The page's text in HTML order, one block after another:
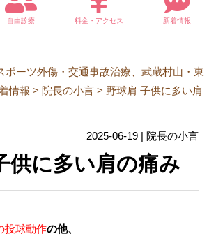
自由診療 料金・アクセス 新着情報
ポーツ外傷・交通事故治療、武蔵村山・東
情報 > 院長の小言 > 野球肩 子供に多い肩
2025-06-19 | 院長の小言
供に多い肩の痛み
投球動作の他、